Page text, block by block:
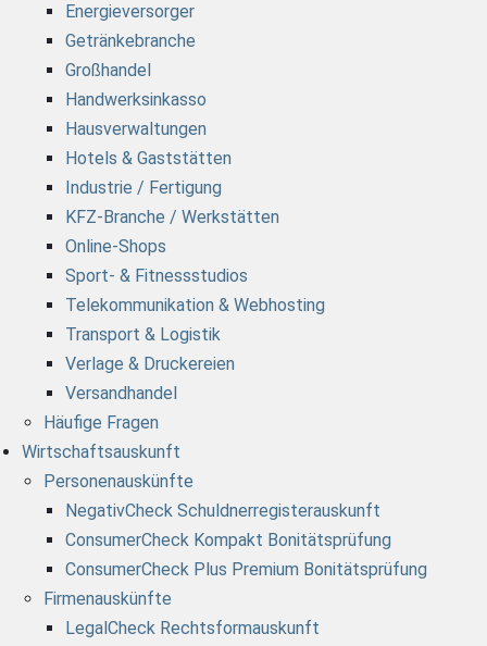
Energieversorger
Getränkebranche
Großhandel
Handwerksinkasso
Hausverwaltungen
Hotels & Gaststätten
Industrie / Fertigung
KFZ-Branche / Werkstätten
Online-Shops
Sport- & Fitnessstudios
Telekommunikation & Webhosting
Transport & Logistik
Verlage & Druckereien
Versandhandel
Häufige Fragen
Wirtschaftsauskunft
Personenauskünfte
NegativCheck Schuldnerregisterauskunft
ConsumerCheck Kompakt Bonitätsprüfung
ConsumerCheck Plus Premium Bonitätsprüfung
Firmenauskünfte
LegalCheck Rechtsformauskunft